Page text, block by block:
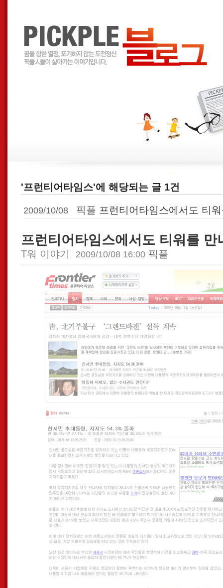
'프런티어타임스'에 해당되는 글 1건
2009/10/08 픽플 프런티어타임스에서도 티
프런티어타임스에서도 티워를
T워 이야기 2009/10/08 16:00 픽플